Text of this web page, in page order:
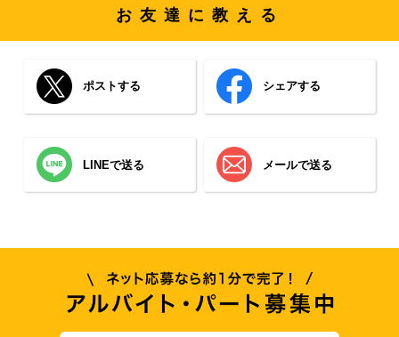
お友達に教える
ポストする シェアする
LINEで送る メールで送る